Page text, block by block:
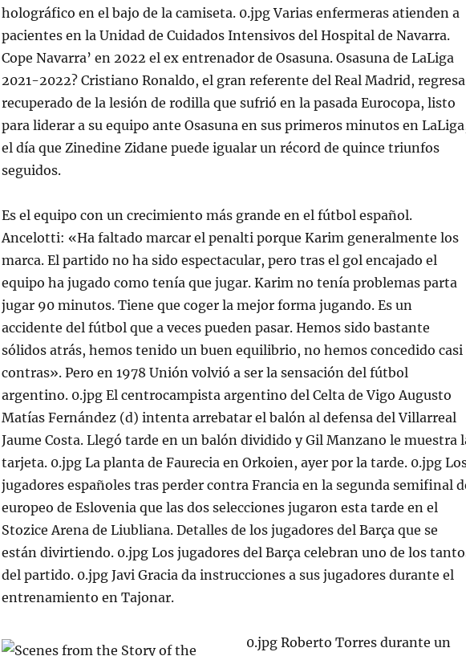
holográfico en el bajo de la camiseta. 0.jpg Varias enfermeras atienden a
pacientes en la Unidad de Cuidados Intensivos del Hospital de Navarra.
Cope Navarra’ en 2022 el ex entrenador de Osasuna. Osasuna de LaLiga
2021-2022? Cristiano Ronaldo, el gran referente del Real Madrid, regresa
recuperado de la lesión de rodilla que sufrió en la pasada Eurocopa, listo
para liderar a su equipo ante Osasuna en sus primeros minutos en
el día que Zinedine Zidane puede igualar un récord de quince triunfos
seguidos.
Es el equipo con un crecimiento más grande en el fútbol español.
Ancelotti: «Ha faltado marcar el penalti porque Karim generalmente los
marca. El partido no ha sido espectacular, pero tras el gol encajado el
equipo ha jugado como tenía que jugar. Karim no tenía problemas parta
jugar 90 minutos. Tiene que coger la mejor forma jugando. Es un
accidente del fútbol que a veces pueden pasar. Hemos sido bastante
sólidos atrás, hemos tenido un buen equilibrio, no hemos concedido casi
contras». Pero en 1978 Unión volvió a ser la sensación del fútbol
argentino. 0.jpg El centrocampista argentino del Celta de Vigo Augusto
Matías Fernández (d) intenta arrebatar el balón al defensa del Villarreal
Jaume Costa. Llegó tarde en un balón dividido y Gil Manzano le muestra
tarjeta. 0.jpg La planta de Faurecia en Orkoien, ayer por la tarde. 0.jpg
jugadores españoles tras perder contra Francia en la segunda semifinal
europeo de Eslovenia que las dos selecciones jugaron esta tarde en el
Stozice Arena de Liubliana. Detalles de los jugadores del Barça que se
están divirtiendo. 0.jpg Los jugadores del Barça celebran uno de los
del partido. 0.jpg Javi Gracia da instrucciones a sus jugadores durante el
entrenamiento en Tajonar.
0.jpg Roberto Torres durante un